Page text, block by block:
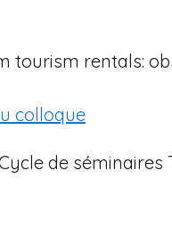
tourism rentals:
colloque
de séminaires